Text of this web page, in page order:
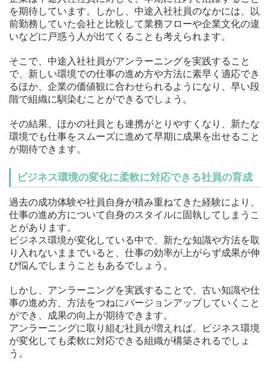
を期待しています。しかし、中途入社社員のなかには、以
前勤務していた会社と比較して業務フローや企業文化の違
いなどに戸惑う人が出てくることも考えられます。
そこで、中途入社社員がアンラーニングを実践すること
で、新しい環境での仕事の進め方や方法に素早く適応でき
るほか、企業の価値観に合わせられるようになり、早い段
階で組織に馴染むことができるでしょう。
その結果、ほかの社員とも連携がとりやすくなり、新たな
環境でも仕事をスムーズに進めて早期に成果を出せること
が期待できます。
ビジネス環境の変化に柔軟に対応できる社員の育成
過去の成功体験や社員自身が積み重ねてきた経験により、
仕事の進め方について自身のスタイルに固執してしまうこ
とがあります。
ビジネス環境が変化している中で、新たな知識や方法を取
り入れないままでいると、仕事の効率が上がらず成果が伸
び悩んでしまうこともあるでしょう。
しかし、アンラーニングを実践することで、古い知識や仕
事の進め方、方法をつねにバージョンアップしていくこと
ができ、成果の向上が期待できます。
アンラーニングに取り組む社員が増えれば、ビジネス環境
が変化しても柔軟に対応できる組織が構築されるでしょ
う。